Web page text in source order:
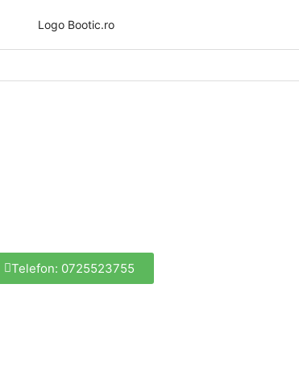
Telefon: 0725523755